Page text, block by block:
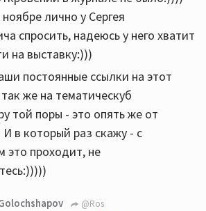
лично у Сергея
спросить, надеюсь у него хватит
на выставку:)))
постоянные ссылки на этот
же на тематическуб
той поры - это опять же от
И в который раз скажу - с
это проходит, не
@Ros